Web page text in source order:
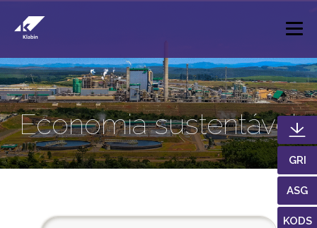
Pular para o Conteúdo principal
Economia sustentável
GRI
ASG
KODS